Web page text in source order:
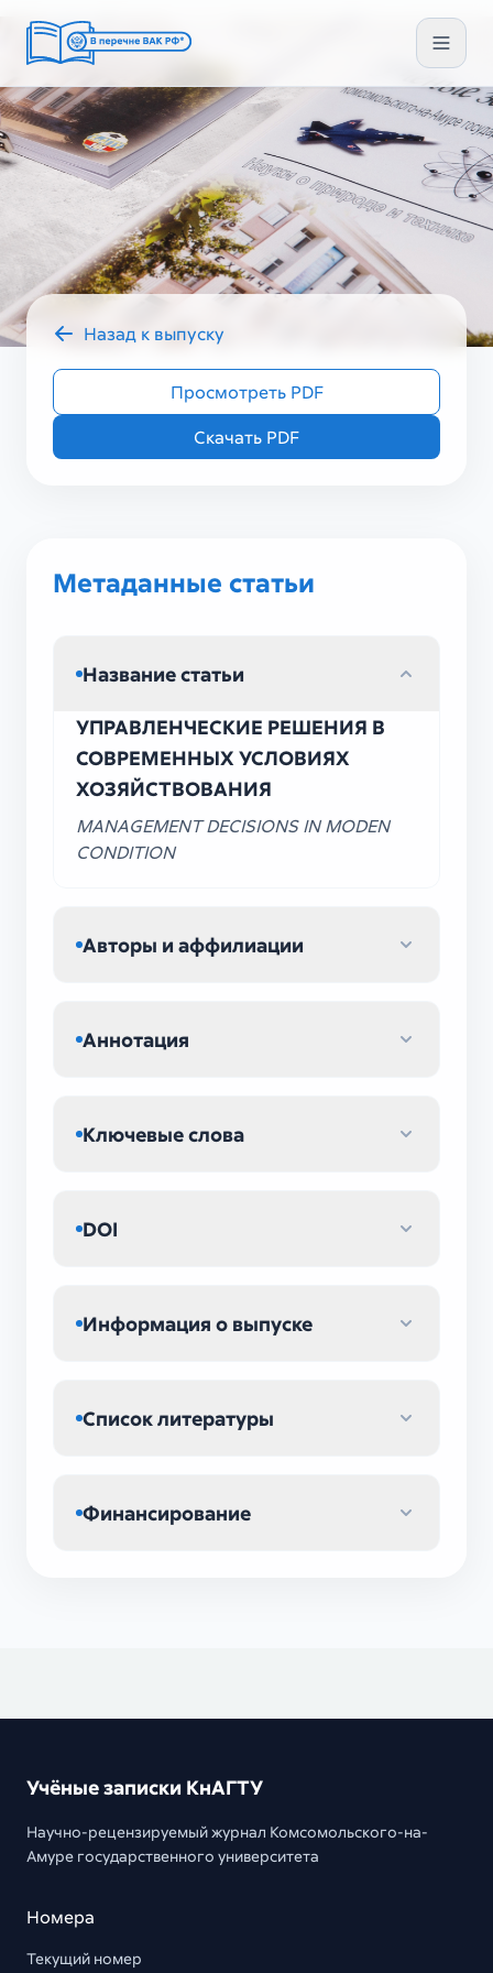
УЗ ГУМ II (66)
Назад к выпуску
Просмотреть PDF
Скачать PDF
Метаданные статьи
Название статьи
УПРАВЛЕНЧЕСКИЕ РЕШЕНИЯ В
СОВРЕМЕННЫХ УСЛОВИЯХ
ХОЗЯЙСТВОВАНИЯ
MANAGEMENT DECISIONS IN MODEN
CONDITION
Авторы и аффилиации
Аннотация
Ключевые слова
DOI
Информация о выпуске
Список литературы
Финансирование
Учёные записки КнАГТУ
Научно-рецензируемый журнал Комсомольского-на-
Амуре государственного университета
Номера
Текущий номер